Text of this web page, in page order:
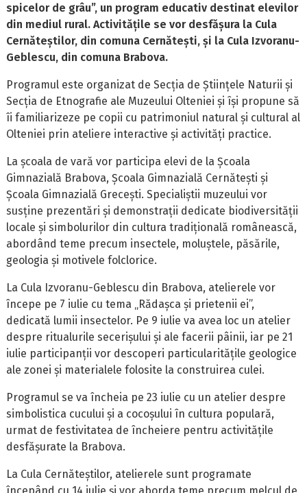
spicelor de grâu”, un program educativ destinat elevilor
din mediul rural. Activitățile se vor desfășura la Cula
Cernăteștilor, din comuna Cernătești, și la Cula Izvoranu-
Geblescu, din comuna Brabova.
Programul este organizat de Secția de Științele Naturii și
Secția de Etnografie ale Muzeului Olteniei și își propune să
îi familiarizeze pe copii cu patrimoniul natural și cultural al
Olteniei prin ateliere interactive și activități practice.
La școala de vară vor participa elevi de la Școala
Gimnazială Brabova, Școala Gimnazială Cernătești și
Școala Gimnazială Grecești. Specialiștii muzeului vor
susține prezentări și demonstrații dedicate biodiversității
locale și simbolurilor din cultura tradițională românească,
abordând teme precum insectele, moluștele, păsările,
geologia și motivele folclorice.
La Cula Izvoranu-Geblescu din Brabova, atelierele vor
începe pe 7 iulie cu tema „Rădașca și prietenii ei”,
dedicată lumii insectelor. Pe 9 iulie va avea loc un atelier
despre ritualurile secerișului și ale facerii pâinii, iar pe 21
iulie participanții vor descoperi particularitățile geologice
ale zonei și materialele folosite la construirea culei.
Programul se va încheia pe 23 iulie cu un atelier despre
simbolistica cucului și a cocoșului în cultura populară,
urmat de festivitatea de încheiere pentru activitățile
desfășurate la Brabova.
La Cula Cernăteștilor, atelierele sunt programate